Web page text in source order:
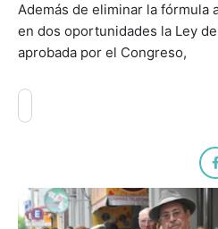
Además de eliminar la fórmula
en dos oportunidades la Ley
aprobada por el Congreso,